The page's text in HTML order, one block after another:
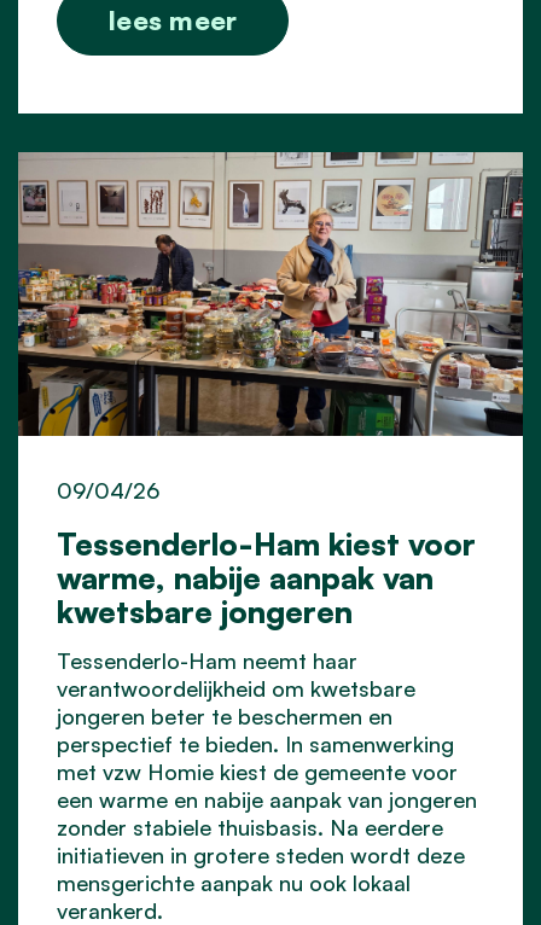
lees meer
Tessenderlo-Ham kiest voor
warme, nabije aanpak van
kwetsbare jongeren
09/04/26
Tessenderlo-Ham neemt haar
verantwoordelijkheid om kwetsbare
jongeren beter te beschermen en
perspectief te bieden. In samenwerking
met vzw Homie kiest de gemeente voor
een warme en nabije aanpak van jongeren
zonder stabiele thuisbasis. Na eerdere
initiatieven in grotere steden wordt deze
mensgerichte aanpak nu ook lokaal
verankerd.